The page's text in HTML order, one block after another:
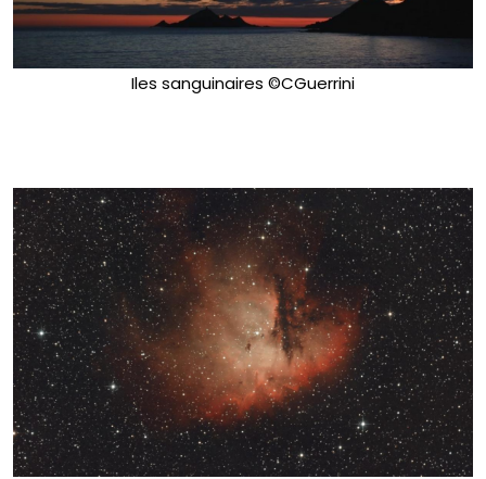
Iles sanguinaires ©CGuerrini